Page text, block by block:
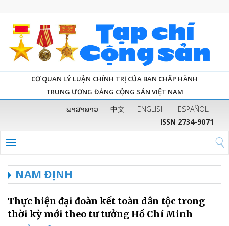
CƠ QUAN LÝ LUẬN CHÍNH TRỊ CỦA BAN CHẤP HÀNH
TRUNG ƯƠNG ĐẢNG CỘNG SẢN VIỆT NAM
ພາສາລາວ 中文 ENGLISH
ESPAÑOL
ISSN 2734-9071
NAM ĐỊNH
Thực hiện đại đoàn kết toàn dân tộc trong
thời kỳ mới theo tư tưởng Hồ Chí Minh